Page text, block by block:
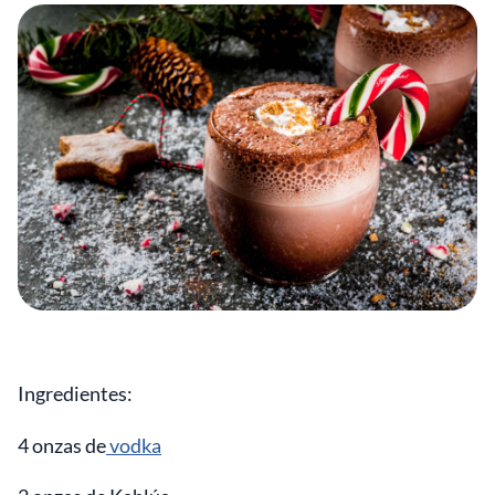
Ingredientes:
4 onzas devodka